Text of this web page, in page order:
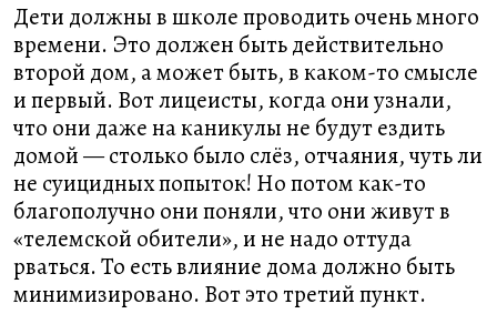
Дети должны в школе проводить очень много
времени. Это должен быть действительно
второй дом, а может быть, в каком-то смысле
и первый. Вот лицеисты, когда они узнали,
что они даже на каникулы не будут ездить
домой — столько было слёз, отчаяния, чуть ли
не суицидных попыток! Но потом как-то
благополучно они поняли, что они живут в
«телемской обители», и не надо оттуда
рваться. То есть влияние дома должно быть
минимизировано. Вот это третий пункт.